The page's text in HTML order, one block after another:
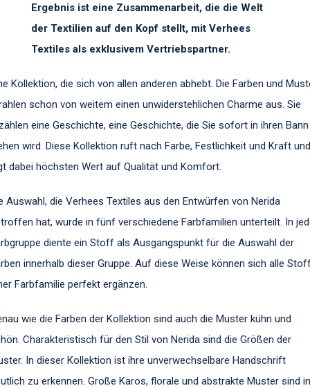
Ergebnis ist eine Zusammenarbeit, die die Welt
der Textilien auf den Kopf stellt, mit Verhees
Textiles als exklusivem Vertriebspartner.
Kollektion, die sich von allen anderen abhebt. Die Farben und
schon von weitem einen unwiderstehlichen Charme aus. Sie
eine Geschichte, eine Geschichte, die Sie sofort in ihren Bann
wird. Diese Kollektion ruft nach Farbe, Festlichkeit und Kraft und
dabei höchsten Wert auf Qualität und Komfort.
Auswahl, die Verhees Textiles aus den Entwürfen von Nerida
hat, wurde in fünf verschiedene Farbfamilien unterteilt. In
diente ein Stoff als Ausgangspunkt für die Auswahl der
innerhalb dieser Gruppe. Auf diese Weise können sich alle
Farbfamilie perfekt ergänzen.
wie die Farben der Kollektion sind auch die Muster kühn und
Charakteristisch für den Stil von Nerida sind die Größen der
In dieser Kollektion ist ihre unverwechselbare Handschrift
zu erkennen. Große Karos, florale und abstrakte Muster sind in